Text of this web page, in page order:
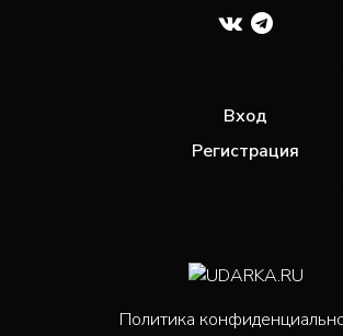
Вход
Регистрация
Политика